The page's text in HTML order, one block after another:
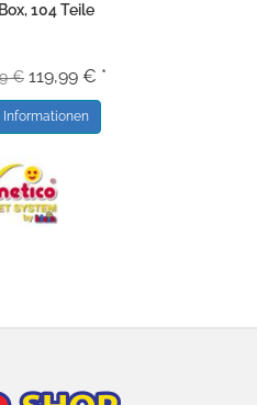
104 Teile
€ 119,99 € *
Informationen